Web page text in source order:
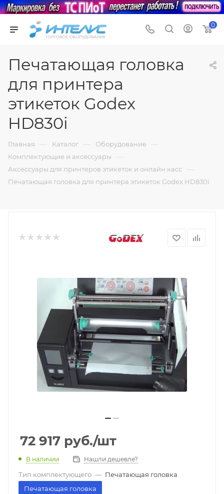
0
Печатающая головка
для принтера
этикеток Godex
HD830i
Главная — Каталог — Оборудование —
Комплектующие и аксессуары —
Аксессуары для принтеров этикеток и онлайн касс —
Печатающая головка для принтера этикеток Godex HD830i
72 917 руб./шт
В наличии Нашли дешевле?
Тип комплектующего — Печатающая головка
Печатающая головка